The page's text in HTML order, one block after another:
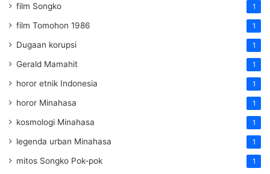
film Songko 1
film Tomohon 1986 1
Dugaan korupsi 1
Gerald Mamahit 1
horor etnik Indonesia 1
horor Minahasa 1
kosmologi Minahasa 1
legenda urban Minahasa 1
mitos Songko Pok-pok 1